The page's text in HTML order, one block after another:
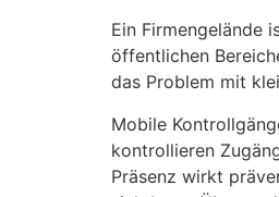
Ein Firmengelände
öffentlichen
das Problem mit
Mobile
kontrollieren
Präsenz wirkt